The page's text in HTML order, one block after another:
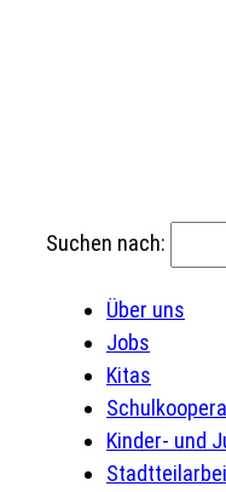
Suchen nach:
Über uns
Jobs
Kitas
Kinder- und